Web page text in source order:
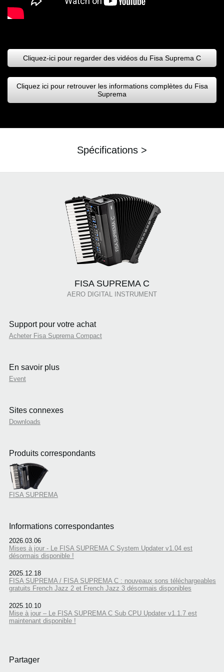
Cliquez-ici pour regarder des vidéos du Fisa Suprema C
Cliquez ici pour retrouver les informations complètes du Fisa
Suprema
Spécifications >
FISA SUPREMA C
AERO DIGITAL INSTRUMENT
Support pour votre achat
Acheter Fisa Suprema Compact
En savoir plus
Event
Sites connexes
Downloads
Produits correspondants
FISA SUPREMA
Informations correspondantes
2026.03.06
Mises à jour - Le FISA SUPREMA C System Updater v1.04 est
désormais disponible !
2025.12.18
FISA SUPREMA / FISA SUPREMA C : nouveaux sons téléchargeables
gratuits French Jazz 2 et French Jazz 3 désormais disponibles
2025.10.10
Mise à jour – Le FISA SUPREMA C Sub CPU Updater v1.1.7 est
maintenant disponible !
Partager